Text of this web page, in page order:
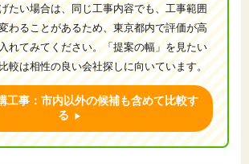
たい場合は、同じ工事内容でも、工事範囲
わることがあるため、東京都内で評価が高
れてみてください。「提案の幅」を見たい
較は相性の良い会社探しに向いています。
工事：市内以外の候補も含めて比較す
る